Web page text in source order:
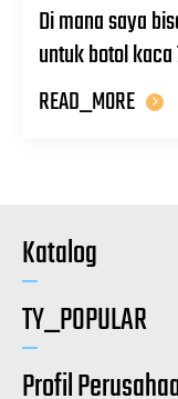
Di mana saya
untuk botol
READ_MORE
Katalog
TY_POPULAR
Profil